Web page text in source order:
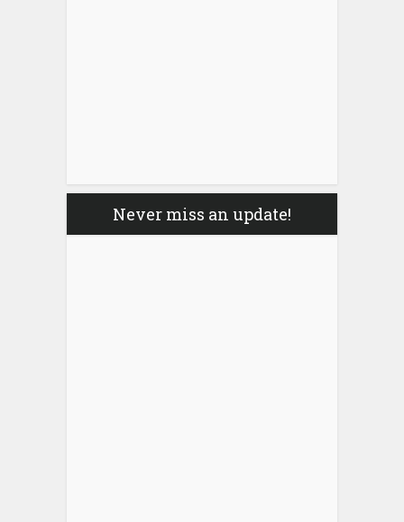
Never miss an update!